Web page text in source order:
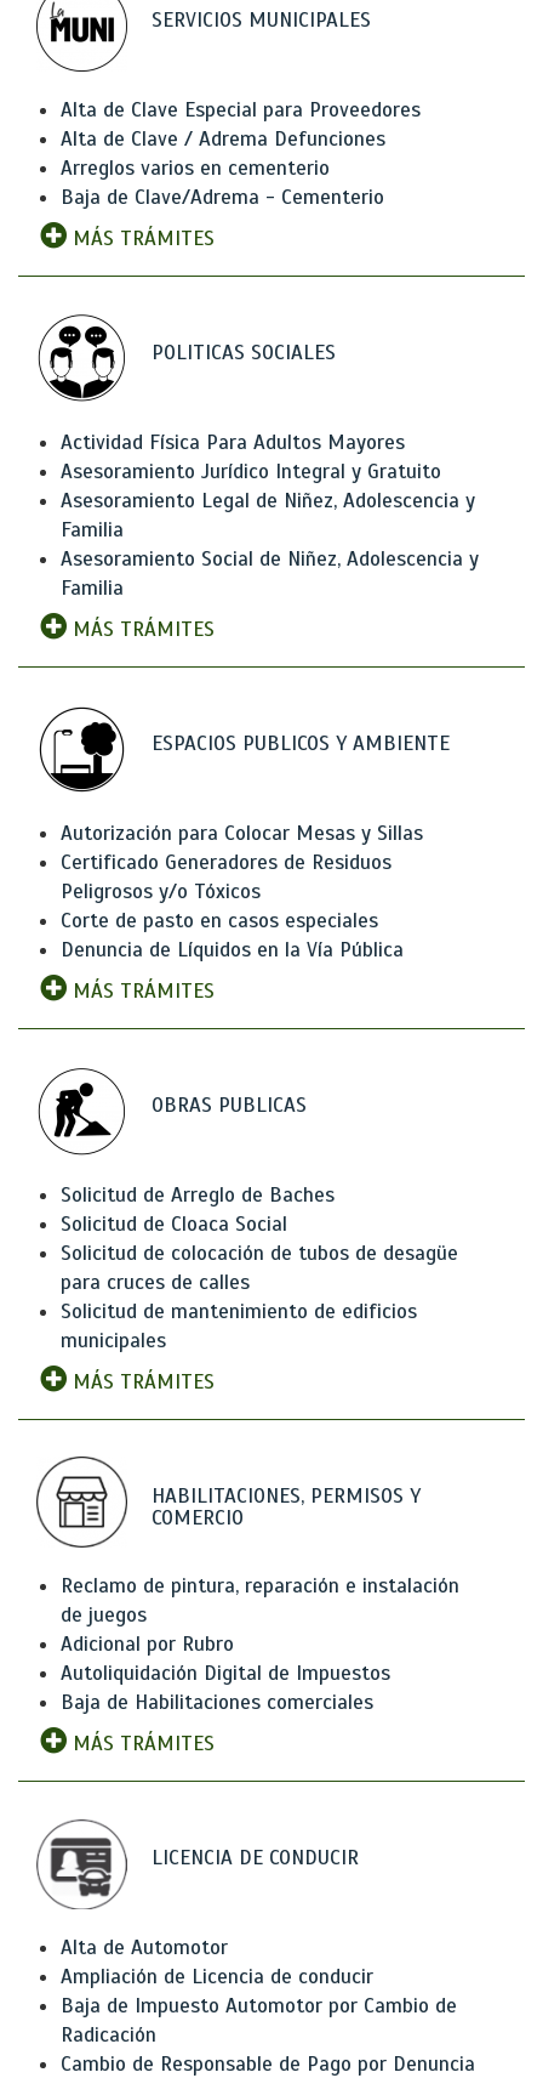
SERVICIOS MUNICIPALES
Alta de Clave Especial para Proveedores
Alta de Clave / Adrema Defunciones
Arreglos varios en cementerio
Baja de Clave/Adrema - Cementerio
MÁS TRÁMITES
POLITICAS SOCIALES
Actividad Física Para Adultos Mayores
Asesoramiento Jurídico Integral y Gratuito
Asesoramiento Legal de Niñez, Adolescencia y
Familia
Asesoramiento Social de Niñez, Adolescencia y
Familia
MÁS TRÁMITES
ESPACIOS PUBLICOS Y AMBIENTE
Autorización para Colocar Mesas y Sillas
Certificado Generadores de Residuos
Peligrosos y/o Tóxicos
Corte de pasto en casos especiales
Denuncia de Líquidos en la Vía Pública
MÁS TRÁMITES
OBRAS PUBLICAS
Solicitud de Arreglo de Baches
Solicitud de Cloaca Social
Solicitud de colocación de tubos de desagüe
para cruces de calles
Solicitud de mantenimiento de edificios
municipales
MÁS TRÁMITES
HABILITACIONES, PERMISOS Y
COMERCIO
Reclamo de pintura, reparación e instalación
de juegos
Adicional por Rubro
Autoliquidación Digital de Impuestos
Baja de Habilitaciones comerciales
MÁS TRÁMITES
LICENCIA DE CONDUCIR
Alta de Automotor
Ampliación de Licencia de conducir
Baja de Impuesto Automotor por Cambio de
Radicación
Cambio de Responsable de Pago por Denuncia